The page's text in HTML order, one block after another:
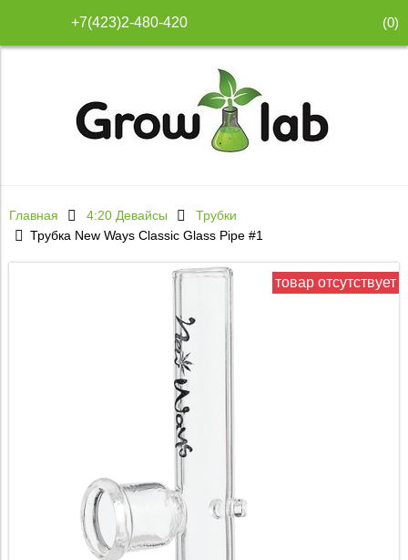
+7(423)2-480-420 (0)
Главная 4:20 Девайсы
Трубки
Трубка New Ways Classic Glass Pipe #1
товар отсутствует